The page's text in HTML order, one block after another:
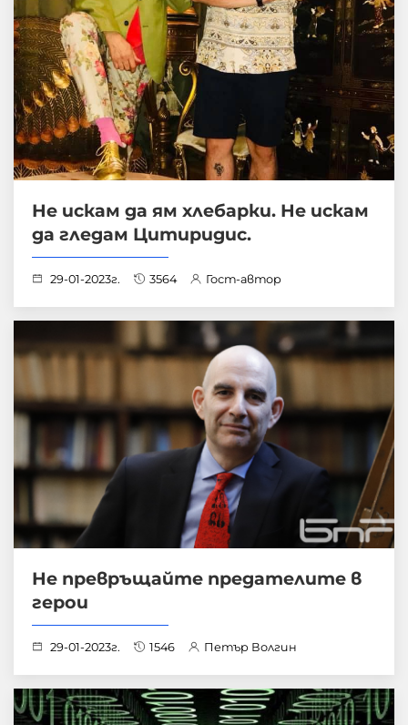
Не искам да ям хлебарки. Не искам
да гледам Цитиридис.
29-01-2023г. 3564 Гост-автор
Не превръщайте предателите в
герои
29-01-2023г. 1546 Петър Волгин